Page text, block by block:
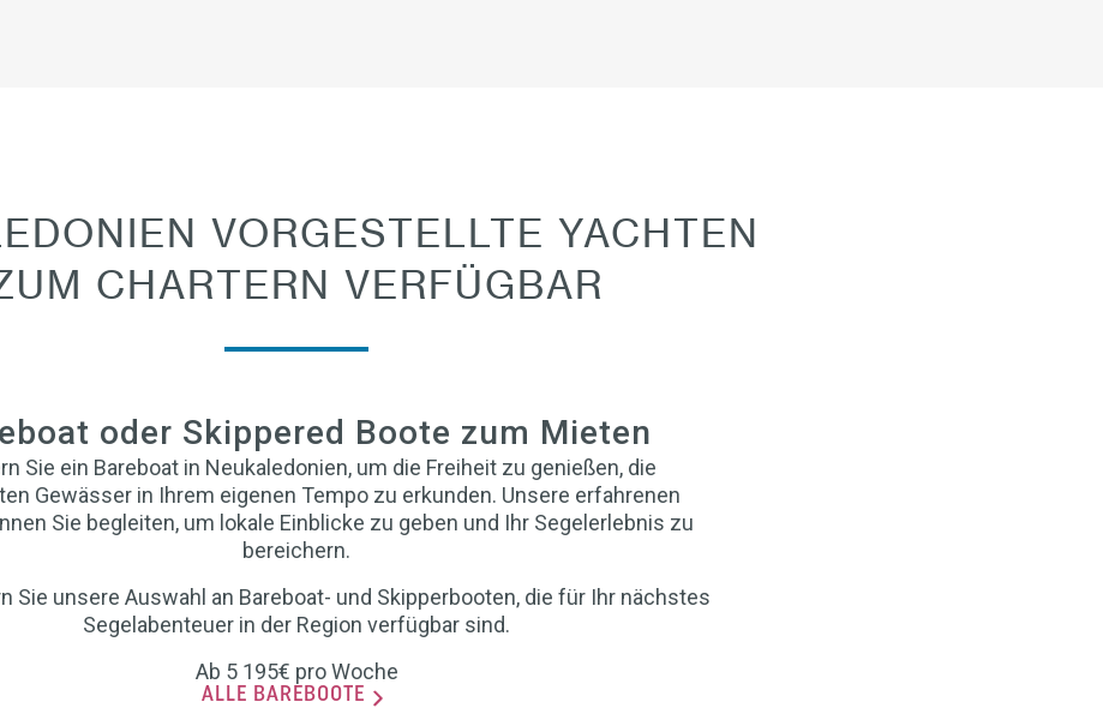
VORGESTELLTE YACHTEN
CHARTERN VERFÜGBAR
oder Skippered Boote zum Mieten
Sie ein Bareboat in Neukaledonien, um die Freiheit zu genießen, die
Gewässer in Ihrem eigenen Tempo zu erkunden. Unsere erfahrenen
Sie begleiten, um lokale Einblicke zu geben und Ihr Segelerlebnis zu
bereichern.
Sie unsere Auswahl an Bareboat- und Skipperbooten, die für Ihr nächstes
Segelabenteuer in der Region verfügbar sind.
Ab 5 195€ pro Woche
ALLE BAREBOOTE